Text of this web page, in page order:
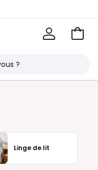
Voir
Linge de lit